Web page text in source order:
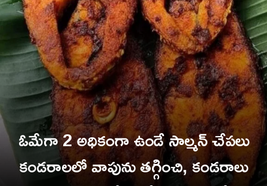
ఓమేగా 2 అధికంగా ఉండే సాల్మన్ చేపలు
కండరాలలో వాపును తగ్గించి, కండరాలు